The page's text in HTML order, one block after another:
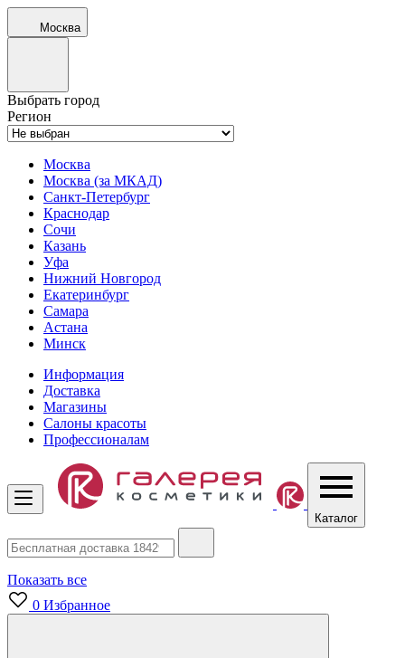
Москва
Выбрать город
Регион
Москва
Москва (за МКАД)
Санкт-Петербург
Краснодар
Сочи
Казань
Уфа
Нижний Новгород
Екатеринбург
Самара
Астана
Минск
Информация
Доставка
Магазины
Салоны красоты
Профессионалам
Каталог
Показать все
0 Избранное